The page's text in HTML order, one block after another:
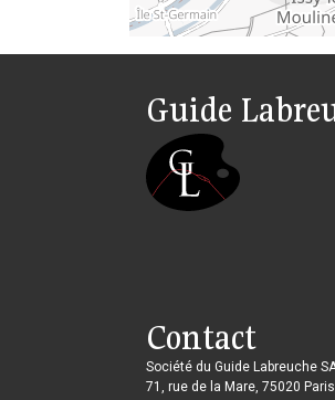
Guide
Contact
Société du Guide Labreuche
71, rue de la Mare, 75020 Paris